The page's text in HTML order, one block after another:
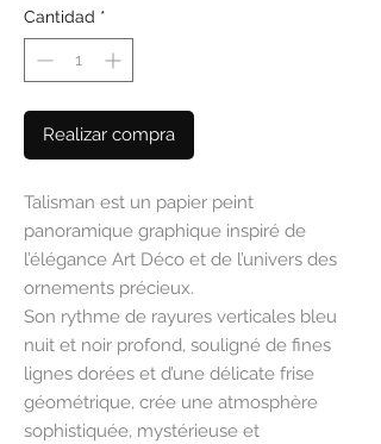
Cantidad *
Realizar compra
Talisman est un papier peint
panoramique graphique inspiré de
l’élégance Art Déco et de l’univers des
ornements précieux.
Son rythme de rayures verticales bleu
nuit et noir profond, souligné de fines
lignes dorées et d’une délicate frise
géométrique, crée une atmosphère
sophistiquée, mystérieuse et